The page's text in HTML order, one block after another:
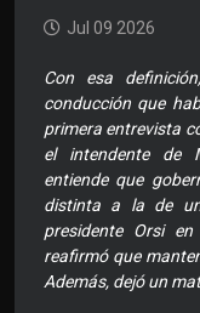
Jul 09 2026
Con esa
conducción que
primera entrevista
el intendente de
entiende que
distinta a la de
presidente Orsi
reafirmó que
Además, dejó un